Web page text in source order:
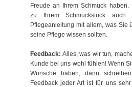
Freude an Ihrem Schmuck
zu Ihrem Schmuckstück auch
Pflegeanleitung mit allem, was Sie
seine Pflege wissen sollten.
Feedback: Alles, was wir tun,
Kunde bei uns wohl fühlen! Wenn
Wünsche haben, dann
Feedback jeder Art ist für uns